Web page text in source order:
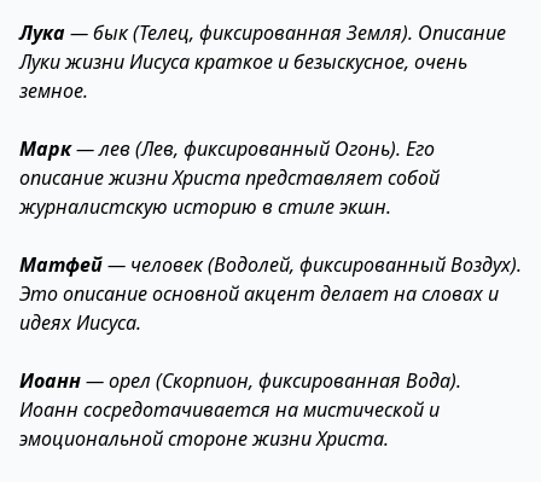
Лука— бык (Телец, фиксированная Земля). Описание
Луки жизни Иисуса краткое и безыскусное, очень
земное.
Марк— лев (Лев, фиксированный Огонь). Его
описание жизни Христа представляет собой
журналистскую историю в стиле экшн.
Матфей— человек (Водолей, фиксированный Воздух).
Это описание основной акцент делает на словах и
идеях Иисуса.
Иоанн— орел (Скорпион, фиксированная Вода).
Иоанн сосредотачивается на мистической и
эмоциональной стороне жизни Христа.